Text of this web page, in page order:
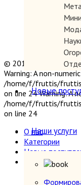
Новые
Наши услуги
© 2019 "Параграф"
Warning: A non-
/home/f/fruttis/
on line 24 Warning: A
/home/f/fruttis/
on line 24
О нас
Категории
Новые
Наши услуги
Прием